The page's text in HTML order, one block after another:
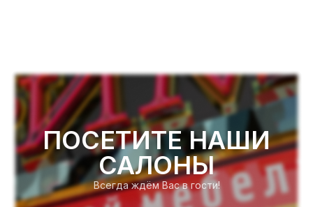
ПОСЕТИТЕ НАШИ
САЛОНЫ
Всегда ждём Вас в гости!